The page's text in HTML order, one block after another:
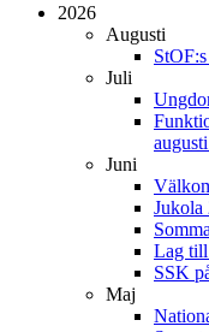
2026
Augusti
Juli
Juni
Jukola
Lag till
SSK
Maj